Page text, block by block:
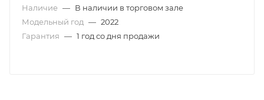
Наличие — В наличии в торговом зале
Модельный год — 2022
Гарантия — 1 год со дня продажи